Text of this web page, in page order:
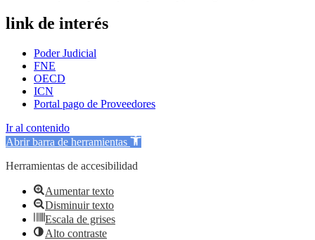
link de interés
Poder Judicial
FNE
OECD
ICN
Portal pago de Proveedores
Ir al contenido
Abrir barra de herramientas
Herramientas de accesibilidad
Aumentar texto
Disminuir texto
Escala de grises
Alto contraste